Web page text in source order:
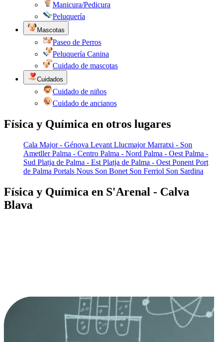
Manicura/Pedicura
Peluquería
Mascotas
Paseo de Perros
Peluquería Canina
Cuidado de mascotas
Cuidados
Cuidado de niños
Cuidado de ancianos
Física y Química en otros lugares
Cala Major - Génova Levant Llucmajor Marratxi - Son
Ametller Palma - Centro Palma - Nord Palma - Oest Palma -
Sud Platja de Palma - Est Platja de Palma - Oest Ponent Port
de Palma Portals Nous Son Bonet Son Ferriol Son Sardina
Física y Química en S'Arenal - Calva
Blava